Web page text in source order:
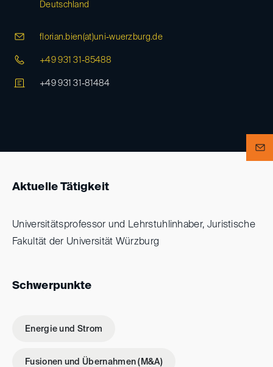
Deutschland
florian.bien(at)uni-wuerzburg.de
+49 931 31-85488
+49 931 31-81484
Aktuelle Tätigkeit
Universitätsprofessor und Lehrstuhlinhaber, Juristische
Fakultät der Universität Würzburg
Schwerpunkte
Energie und Strom
Fusionen und Übernahmen (M&A)